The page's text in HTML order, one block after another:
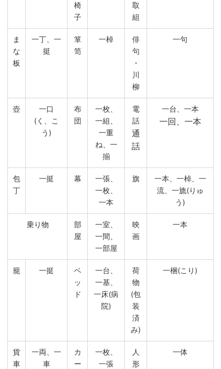
椅
子
取
組
ま
な
板
一丁、一
挺
箪
笥
一棹
俳
句
・
川
柳
一句
壺
一口
(く、こ
う)
布
団
一枚、
一組、
一重
ね、一
揃
電
話
通
話
一台、一本
一回、一本
包
丁
一挺 幕
一張、
一枚、
一本
旗
一本、一棹、一
流、一旒(りゅ
う)
乗り物
部
屋
一室、
一間、
一部屋
映
画
一本
籠 一挺
ベ
ッ
ド
一台、
一基、
一床(病
院)
荷
物
(包
装
済
み)
一梱(こり)
貨
車
一両、一
車
カ
ー
一枚、
一張
人
形
一体